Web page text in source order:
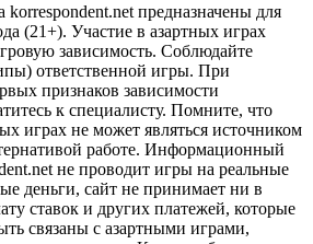
korrespondent.net предназначены для
(21+). Участие в азартных играх
зависимость. Соблюдайте
ответственной игры. При
признаков зависимости
к специалисту. Помните, что
играх не может являться источником
работе. Информационный
не проводит игры на реальные
деньги, сайт не принимает ни в
ставок и других платежей, которые
связаны с азартными играми,